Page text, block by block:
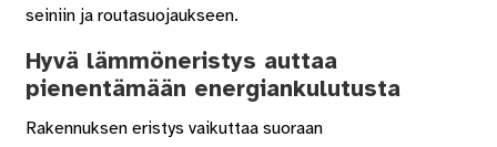
seiniin ja routasuojaukseen.
Hyvä lämmöneristys auttaa
pienentämään energiankulutusta
Rakennuksen eristys vaikuttaa suoraan